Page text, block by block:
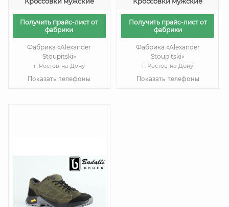
Получить прайс-лист от
фабрики
Фабрика «Alexander
Stoupitski»
г. Ростов-на-Дону
Показать телефоны
Получить прайс-лист от
фабрики
Фабрика «Alexander
Stoupitski»
г. Ростов-на-Дону
Показать телефоны